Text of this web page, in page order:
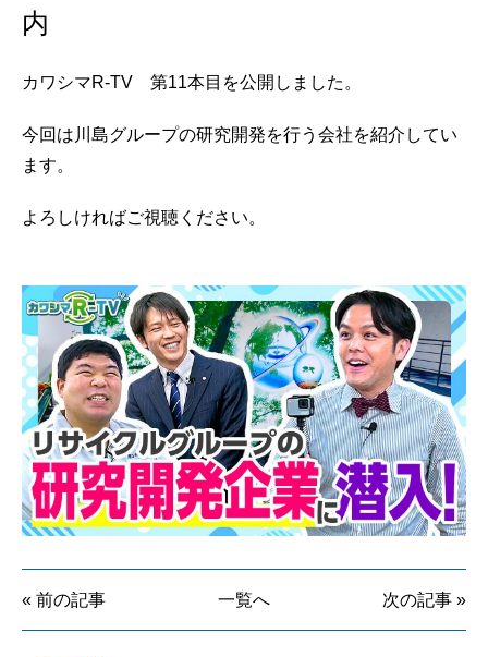
内
カワシマR-TV 第11本目を公開しました。
今回は川島グループの研究開発を行う会社を紹介してい
ます。
よろしければご視聴ください。
« 前の記事 一覧へ 次の記事 »